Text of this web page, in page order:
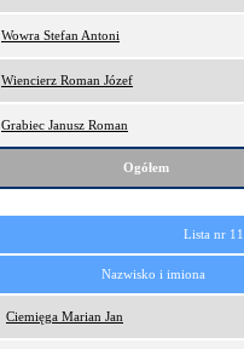
Wowra Stefan Antoni
Wiencierz Roman Józef
Grabiec Janusz Roman
Ogółem
Lista nr
Nazwisko i imiona
Ciemięga Marian Jan